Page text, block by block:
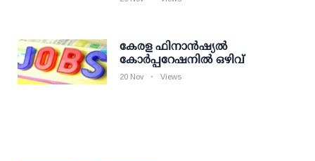
കേരള ഫിനാന്‍ഷ്യല്‍
കോര്‍പ്പറേഷനില്‍ ഒഴിവ്
20 Nov Views